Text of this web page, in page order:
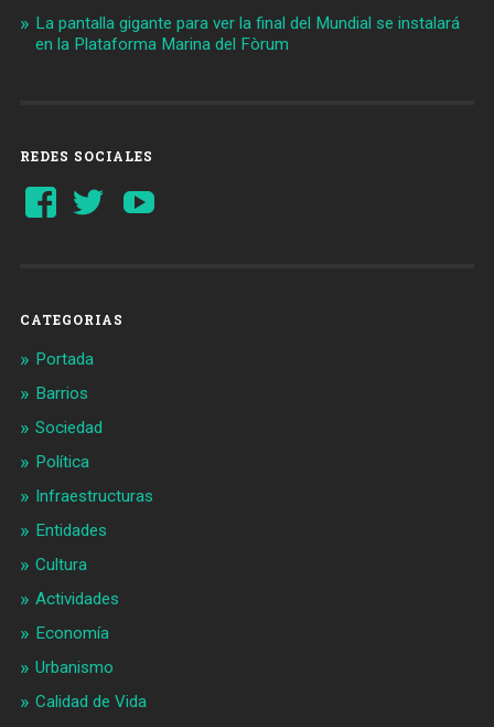
La pantalla gigante para ver la final del Mundial se instalará
en la Plataforma Marina del Fòrum
REDES SOCIALES
Ver
perfil
Ver
perfil
CATEGORIAS
Portada
Barrios
Sociedad
Política
Infraestructuras
Entidades
Cultura
Actividades
Economía
Urbanismo
Calidad de Vida